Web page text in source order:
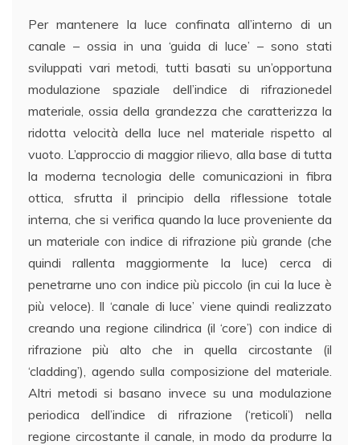
Per mantenere la luce confinata all’interno di un
canale – ossia in una ‘guida di luce’ – sono stati
sviluppati vari metodi, tutti basati su un’opportuna
modulazione spaziale dell’indice di rifrazionedel
materiale, ossia della grandezza che caratterizza la
ridotta velocità della luce nel materiale rispetto al
vuoto. L’approccio di maggior rilievo, alla base di tutta
la moderna tecnologia delle comunicazioni in fibra
ottica, sfrutta il principio della riflessione totale
interna, che si verifica quando la luce proveniente da
un materiale con indice di rifrazione più grande (che
quindi rallenta maggiormente la luce) cerca di
penetrarne uno con indice più piccolo (in cui la luce è
più veloce). Il ‘canale di luce’ viene quindi realizzato
creando una regione cilindrica (il ‘core’) con indice di
rifrazione più alto che in quella circostante (il
‘cladding’), agendo sulla composizione del materiale.
Altri metodi si basano invece su una modulazione
periodica dell’indice di rifrazione (‘reticoli’) nella
regione circostante il canale, in modo da produrre la